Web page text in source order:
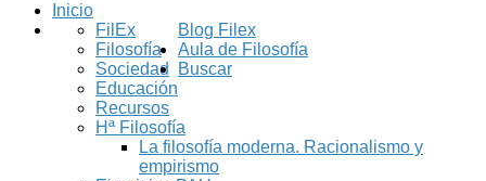
Inicio
Blog Filex
FilEx
Filosofía
Sociedad
Educación
Recursos
Aula de Filosofía
Hª Filosofía
La filosofía moderna. Racionalismo y
empirismo
Buscar